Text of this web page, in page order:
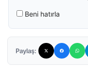
Beni hatırla
Paylaş: